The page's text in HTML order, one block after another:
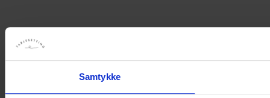
Samtykke